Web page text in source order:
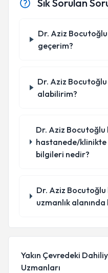
Sık Sorulan
Dr. Aziz
geçerim?
Dr. Aziz Bocutoğlu
alabilirim?
Dr. Aziz Bocutoğlu
hastanede/klinikte
bilgileri nedir?
Dr. Aziz
uzmanlık
Yakın Çevredeki
Uzmanları